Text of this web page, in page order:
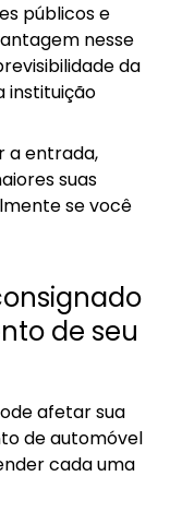
públicos e
nesse
da
instituição
a entrada,
suas
se você
de seu
afetar sua
de automóvel
cada uma